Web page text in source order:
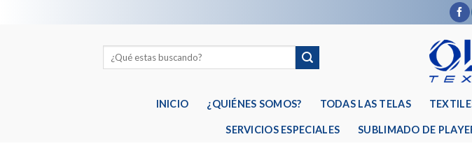
INICIO ¿QUIÉNES SOMOS? TODAS LAS TELAS
SERVICIOS ESPECIALES SUBLIMADO DE